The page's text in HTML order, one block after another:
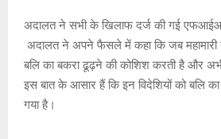
अदालत ने सभी के खिलाफ दर्ज की गई
अदालत ने अपने फैसले में कहा कि जब महामारी
बलि का बकरा ढूढ़ने की कोशिश करती है और
इस बात के आसार हैं कि इन विदेशियों को बलि
गया है।